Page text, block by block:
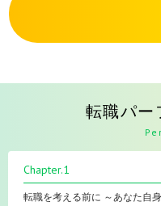
転職パー
Chapter.1
転職を考える前に ～あなた自